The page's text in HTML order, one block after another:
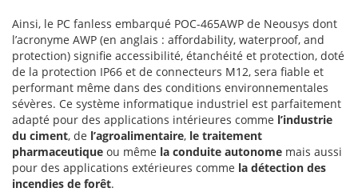
Ainsi, le PC fanless embarqué POC-465AWP de Neousys dont
l’acronyme AWP (en anglais : affordability, waterproof, and
protection) signifie accessibilité, étanchéité et protection, doté
de la protection IP66 et de connecteurs M12, sera fiable et
performant même dans des conditions environnementales
sévères. Ce système informatique industriel est parfaitement
adapté pour des applications intérieures comme l’industrie
du ciment, de l’agroalimentaire, le traitement
pharmaceutique ou même la conduite autonome mais aussi
pour des applications extérieures comme la détection des
incendies de forêt.